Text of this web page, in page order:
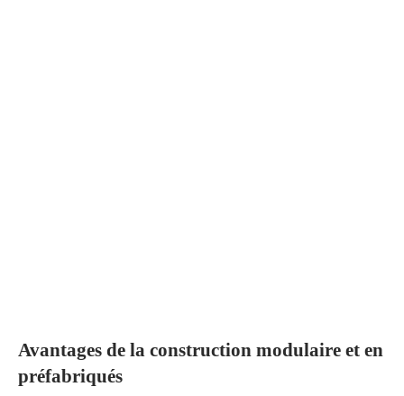
Avantages de la construction modulaire et en
préfabriqués